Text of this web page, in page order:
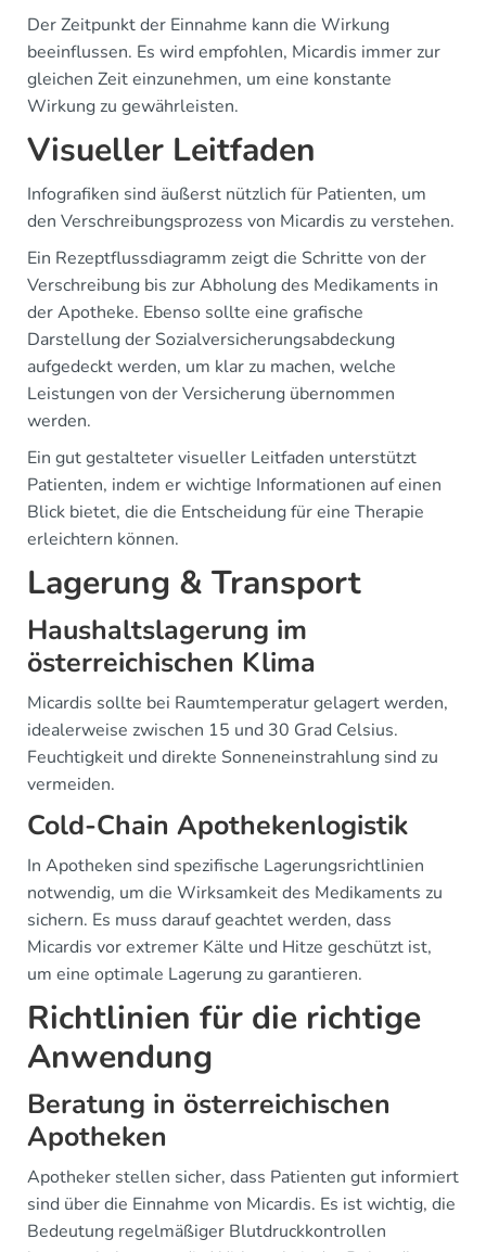
Der Zeitpunkt der Einnahme kann die Wirkung
beeinflussen. Es wird empfohlen, Micardis immer zur
gleichen Zeit einzunehmen, um eine konstante
Wirkung zu gewährleisten.
Visueller Leitfaden
Infografiken sind äußerst nützlich für Patienten, um
den Verschreibungsprozess von Micardis zu verstehen.
Ein Rezeptflussdiagramm zeigt die Schritte von der
Verschreibung bis zur Abholung des Medikaments in
der Apotheke. Ebenso sollte eine grafische
Darstellung der Sozialversicherungsabdeckung
aufgedeckt werden, um klar zu machen, welche
Leistungen von der Versicherung übernommen
werden.
Ein gut gestalteter visueller Leitfaden unterstützt
Patienten, indem er wichtige Informationen auf einen
Blick bietet, die die Entscheidung für eine Therapie
erleichtern können.
Lagerung & Transport
Haushaltslagerung im
österreichischen Klima
Micardis sollte bei Raumtemperatur gelagert werden,
idealerweise zwischen 15 und 30 Grad Celsius.
Feuchtigkeit und direkte Sonneneinstrahlung sind zu
vermeiden.
Cold-Chain Apothekenlogistik
In Apotheken sind spezifische Lagerungsrichtlinien
notwendig, um die Wirksamkeit des Medikaments zu
sichern. Es muss darauf geachtet werden, dass
Micardis vor extremer Kälte und Hitze geschützt ist,
um eine optimale Lagerung zu garantieren.
Richtlinien für die richtige
Anwendung
Beratung in österreichischen
Apotheken
Apotheker stellen sicher, dass Patienten gut informiert
sind über die Einnahme von Micardis. Es ist wichtig, die
Bedeutung regelmäßiger Blutdruckkontrollen